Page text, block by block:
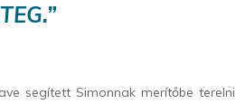
segített Simonnak merítőbe terelni